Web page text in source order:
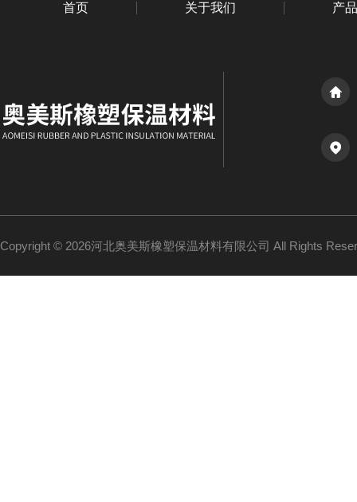
首页 关于我们 产
Copyright © 2026河北奥美斯橡塑保温材料有限公司 All Rights